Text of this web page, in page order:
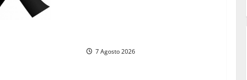
7 Agosto 2026